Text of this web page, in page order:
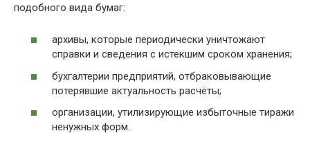
подобного вида бумаг:
архивы, которые периодически уничтожают
справки и сведения с истекшим сроком хранения;
бухгалтерии предприятий, отбраковывающие
потерявшие актуальность расчёты;
организации, утилизирующие избыточные тиражи
ненужных форм.